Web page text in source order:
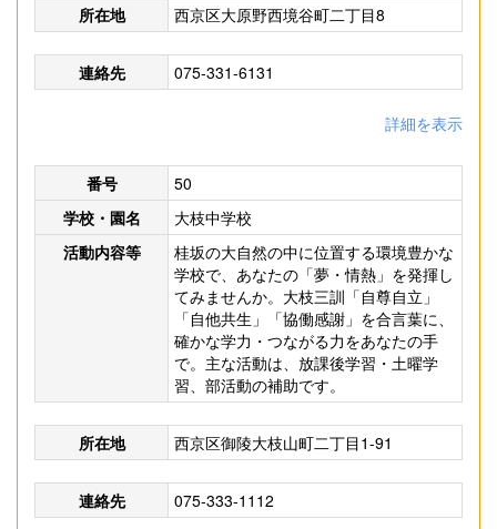
所在地 西京区大原野西境谷町二丁目8
連絡先 075-331-6131
詳細を表示
番号
50
学校・園名
大枝中学校
活動内容等
桂坂の大自然の中に位置する環境豊かな
学校で、あなたの「夢・情熱」を発揮し
てみませんか。大枝三訓「自尊自立」
「自他共生」「協働感謝」を合言葉に、
確かな学力・つながる力をあなたの手
で。主な活動は、放課後学習・土曜学
習、部活動の補助です。
所在地 西京区御陵大枝山町二丁目1-91
連絡先 075-333-1112